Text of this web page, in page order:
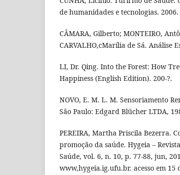
de humanidades e tecnologias. 2006.
CÂMARA, Gilberto; MONTEIRO,
CARVALHO,cMarília de Sá. Análise
LI, Dr. Qing. Into the Forest: How
Happiness (English Edition). 200-?.
NOVO, E. M. L. M. Sensoriamento
São Paulo: Edgard Blücher LTDA,
PEREIRA, Martha Priscila Bezerra.
promoção da saúde. Hygeia –
Saúde, vol. 6, n. 10, p. 77-88, jun,
www,hygeia.ig.ufu.br. acesso em 15